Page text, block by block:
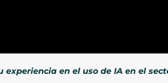
en el uso de IA en el